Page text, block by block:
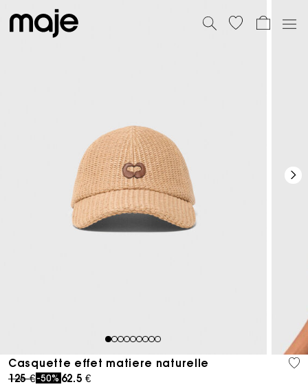
123456789
Casquette effet matiere naturelle
Price reduced from
125 €to
-50% 62.5 €